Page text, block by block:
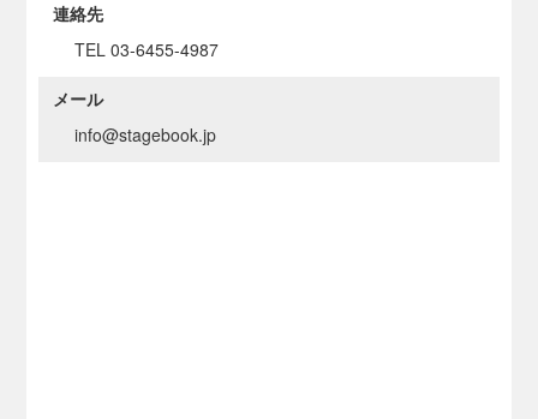
連絡先
TEL 03-6455-4987
メール
info@stagebook.jp